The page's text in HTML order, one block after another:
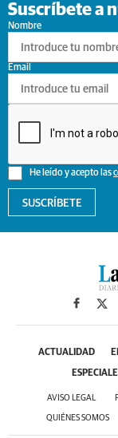
Suscríbete a
Nombre
He leído y acepto las
Email
SUSCRÍBETE
ACTUALIDAD
AVISO LEGAL
QUIÉNES SOMOS